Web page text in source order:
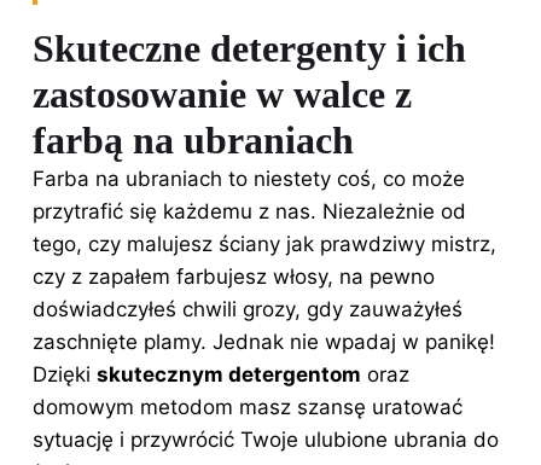
Skuteczne detergenty i ich
zastosowanie w walce z
farbą na ubraniach
Farba na ubraniach to niestety coś, co może
przytrafić się każdemu z nas. Niezależnie od
tego, czy malujesz ściany jak prawdziwy mistrz,
czy z zapałem farbujesz włosy, na pewno
doświadczyłeś chwili grozy, gdy zauważyłeś
zaschnięte plamy. Jednak nie wpadaj w panikę!
Dzięki skutecznym detergentom oraz
domowym metodom masz szansę uratować
sytuację i przywrócić Twoje ulubione ubrania do